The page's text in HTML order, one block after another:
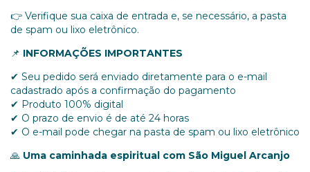
👉 Verifique sua caixa de entrada e, se necessário, a pasta
de spam ou lixo eletrônico.
📌 INFORMAÇÕES IMPORTANTES
✔ Seu pedido será enviado diretamente para o e-mail
cadastrado após a confirmação do pagamento
✔ Produto 100% digital
✔ O prazo de envio é de até 24 horas
✔ O e-mail pode chegar na pasta de spam ou lixo eletrônico
🙏 Uma caminhada espiritual com São Miguel Arcanjo